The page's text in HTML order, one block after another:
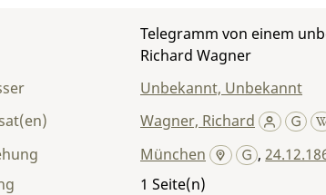
Telegramm von einem
Richard Wagner
Unbekannt, Unbekannt
Wagner, Richard
München ,
1